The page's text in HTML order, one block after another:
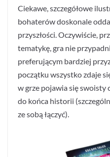
Ciekawe, szczegółowe
bohaterów doskonale
przyszłości. Oczywiście,
tematykę, gra nie
preferującym bardziej
początku wszystko zdaje
w grze pojawia się swoisty
do końca historii
ze sobą łączyć).